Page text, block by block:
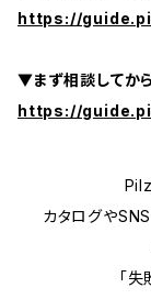
https://
▼まず相談してか
https://
カタログや
「